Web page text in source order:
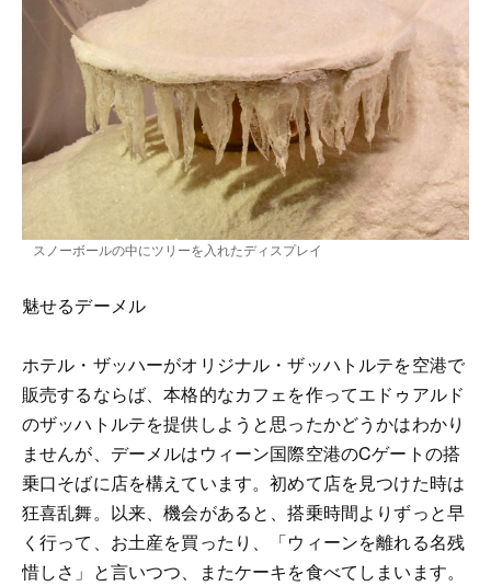
スノーボールの中にツリーを入れたディスプレイ
魅せるデーメル
ホテル・ザッハーがオリジナル・ザッハトルテを空港で
販売するならば、本格的なカフェを作ってエドゥアルド
のザッハトルテを提供しようと思ったかどうかはわかり
ませんが、デーメルはウィーン国際空港のCゲートの搭
乗口そばに店を構えています。初めて店を見つけた時は
狂喜乱舞。以来、機会があると、搭乗時間よりずっと早
く行って、お土産を買ったり、「ウィーンを離れる名残
惜しさ」と言いつつ、またケーキを食べてしまいます。